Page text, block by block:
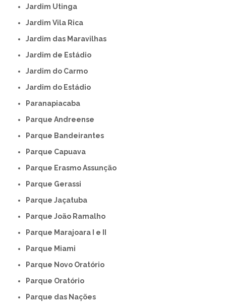
Jardim Utinga
Jardim Vila Rica
Jardim das Maravilhas
Jardim de Estádio
Jardim do Carmo
Jardim do Estádio
Paranapiacaba
Parque Andreense
Parque Bandeirantes
Parque Capuava
Parque Erasmo Assunção
Parque Gerassi
Parque Jaçatuba
Parque João Ramalho
Parque Marajoara I e II
Parque Miami
Parque Novo Oratório
Parque Oratório
Parque das Nações